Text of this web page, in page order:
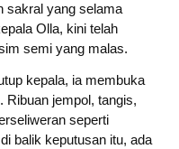
sakral yang selama
Olla, kini telah
semi yang malas.
kepala, ia membuka
Ribuan jempol, tangis,
seperti
balik keputusan itu, ada